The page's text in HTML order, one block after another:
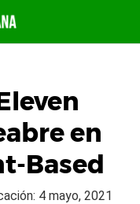
en
Based
4 mayo, 2021